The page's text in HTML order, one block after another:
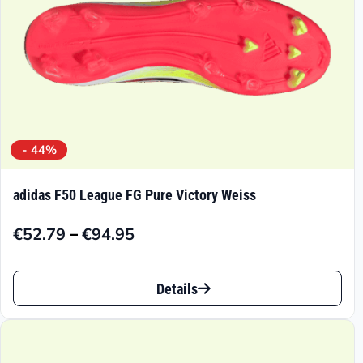
Produktseite
gewählt
werden
- 44%
adidas F50 League FG Pure Victory Weiss
€52.79 –€94.95
Preisspanne:
€52.79
€94.95
Dieses
Produkt
Details